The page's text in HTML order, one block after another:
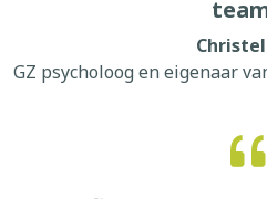
GZ psycholoog en eigenaar